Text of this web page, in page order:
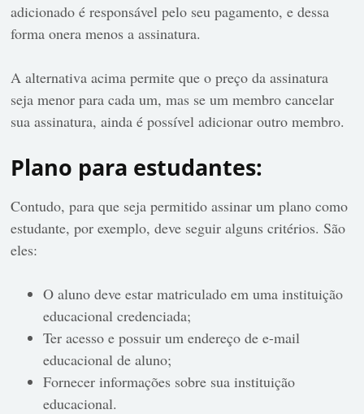
adicionado é responsável pelo seu pagamento, e dessa
forma onera menos a assinatura.
A alternativa acima permite que o preço da assinatura
seja menor para cada um, mas se um membro cancelar
sua assinatura, ainda é possível adicionar outro membro.
Plano para estudantes:
Contudo, para que seja permitido assinar um plano como
estudante, por exemplo, deve seguir alguns critérios. São
eles:
O aluno deve estar matriculado em uma instituição
educacional credenciada;
Ter acesso e possuir um endereço de e-mail
educacional de aluno;
Fornecer informações sobre sua instituição
educacional.